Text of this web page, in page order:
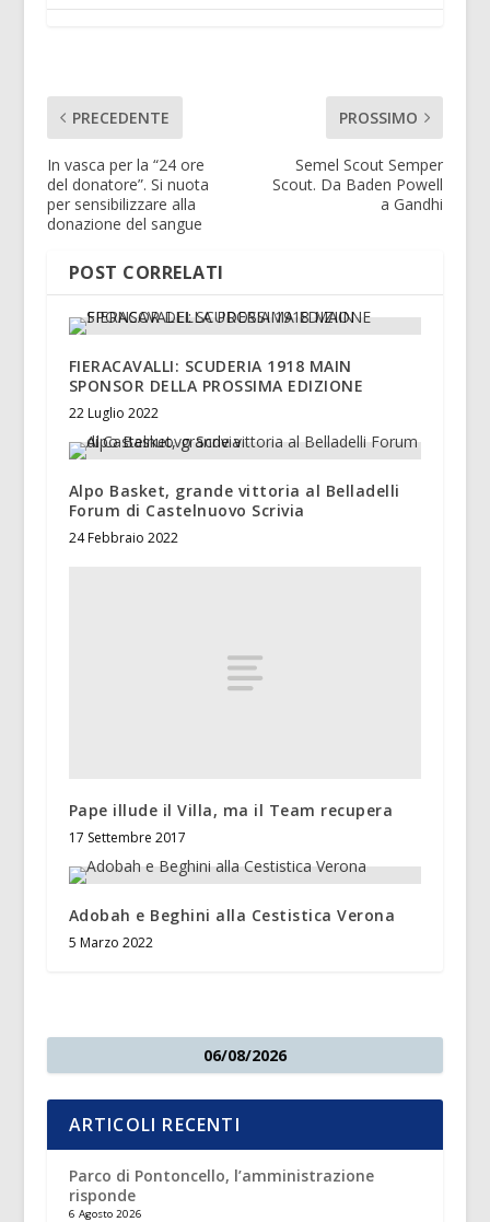
PRECEDENTE
In vasca per la “24 ore
del donatore”. Si nuota
per sensibilizzare alla
donazione del sangue
PROSSIMO
Semel Scout Semper
Scout. Da Baden Powell
a Gandhi
POST CORRELATI
FIERACAVALLI: SCUDERIA 1918 MAIN
SPONSOR DELLA PROSSIMA EDIZIONE
22 Luglio 2022
Alpo Basket, grande vittoria al Belladelli
Forum di Castelnuovo Scrivia
24 Febbraio 2022
Pape illude il Villa, ma il Team recupera
17 Settembre 2017
Adobah e Beghini alla Cestistica Verona
5 Marzo 2022
06/08/2026
ARTICOLI RECENTI
Parco di Pontoncello, l’amministrazione
risponde
6 Agosto 2026